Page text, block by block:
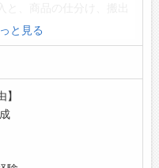
、箱詰め等)もお願いす
と見る